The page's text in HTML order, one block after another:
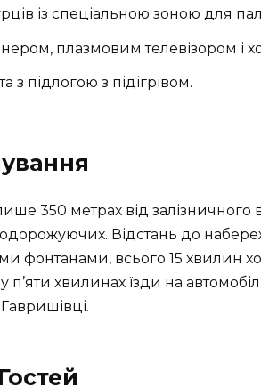
із спеціальною зоною для
плазмовим телевізором і
з підлогою з підігрівом.
350 метрах від залізничного
Відстань до
фонтанами, всього 15 хвилин
п’яти хвилинах їзди на